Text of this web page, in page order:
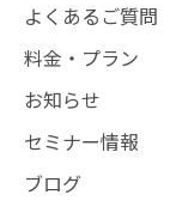
よくあるご質問
料金・プラン
お知らせ
セミナー情報
ブログ